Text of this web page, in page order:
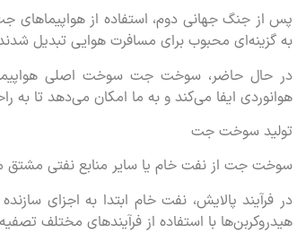
پس از جنگ جهانی دوم، استفاده از هواپیماهای
به گزینه‌ای محبوب برای مسافرت هوایی تبدیل
در حال حاضر، سوخت جت سوخت اصلی
هوانوردی ایفا می‌کند و به ما امکان می‌دهد تا
تولید سوخت جت
سوخت جت از نفت خام یا سایر منابع نفتی مشتق
در فرآیند پالایش، نفت خام ابتدا به اجزای
هیدروکربن‌ها با استفاده از فرآیندهای مختلف